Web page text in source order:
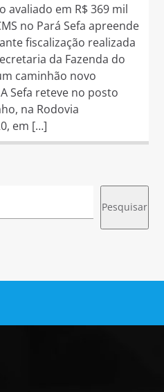
avaliado em R$ 369 mil
no Pará Sefa apreende
fiscalização realizada
da Fazenda do
caminhão novo
Sefa reteve no posto
na Rodovia
em […]
Pesquisar